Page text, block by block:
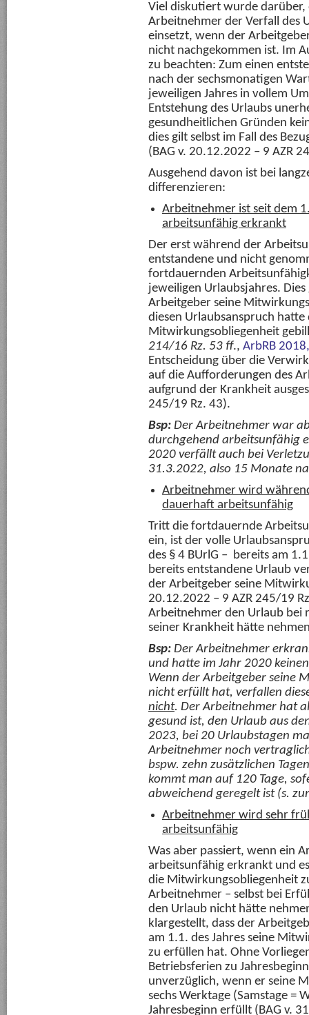
Viel diskutiert wurde
Arbeitnehmer der Verfall des
einsetzt, wenn der
nicht nachgekommen ist. Im
zu beachten: Zum einen
nach der sechsmonatigen
jeweiligen Jahres in vollem
Entstehung des Urlaubs
gesundheitlichen Gründen
dies gilt selbst im Fall des
(BAG v. 20.12.2022 – 9 AZR
Ausgehend davon ist bei
differenzieren:
Arbeitnehmer ist seit dem
arbeitsunfähig erkrankt
Der erst während der
entstandene und nicht
fortdauernden
jeweiligen Urlaubsjahres.
Arbeitgeber seine
diesen Urlaubsanspruch
Mitwirkungsobliegenheit
214/16 Rz. 53 ff., ArbRB
Entscheidung über die
auf die Aufforderungen des
aufgrund der Krankheit
245/19 Rz. 43).
Bsp: Der Arbeitnehmer war
durchgehend arbeitsunfähig
2020 verfällt auch bei
31.3.2022, also 15 Monate
Arbeitnehmer wird
dauerhaft arbeitsunfähig
Tritt die fortdauernde
ein, ist der volle
des § 4 BUrlG – bereits am
bereits entstandene Urlaub
der Arbeitgeber seine
20.12.2022 – 9 AZR 245/19
Arbeitnehmer den Urlaub bei
seiner Krankheit hätte
Bsp: Der Arbeitnehmer
und hatte im Jahr 2020
Wenn der Arbeitgeber seine
nicht erfüllt hat, verfallen
nicht. Der Arbeitnehmer hat
gesund ist, den Urlaub aus
2023, bei 20 Urlaubstagen
Arbeitnehmer noch
bspw. zehn zusätzlichen
kommt man auf 120 Tage,
abweichend geregelt ist (s.
Arbeitnehmer wird sehr
arbeitsunfähig
Was aber passiert, wenn ein
arbeitsunfähig erkrankt und
die Mitwirkungsobliegenheit
Arbeitnehmer – selbst bei
den Urlaub nicht hätte
klargestellt, dass der
am 1.1. des Jahres seine
zu erfüllen hat. Ohne
Betriebsferien zu
unverzüglich, wenn er seine
sechs Werktage (Samstage =
Jahresbeginn erfüllt (BAG v.